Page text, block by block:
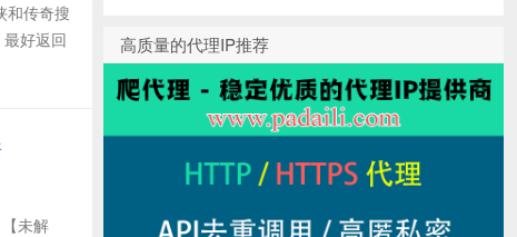
和传奇搜
好返回
未解
高质量的代理IP推荐